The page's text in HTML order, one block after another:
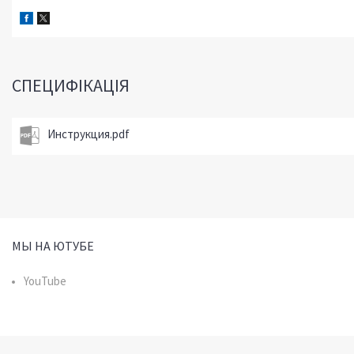
СПЕЦИФІКАЦІЯ
Инструкция.pdf
МЫ НА ЮТУБЕ
YouTube